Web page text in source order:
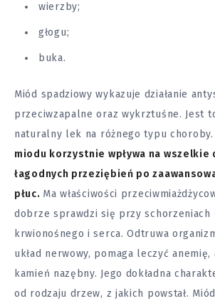
wierzby;
głogu;
buka.
Miód spadziowy wykazuje działanie
przeciwzapalne oraz wykrztuśne. Jest
naturalny lek na różnego typu choroby
miodu korzystnie wpływa na
łagodnych przeziębień po
płuc. Ma właściwości
dobrze sprawdzi się przy schorzeniach
krwionośnego i serca. Odtruwa
układ nerwowy, pomaga leczyć
kamień nazębny. Jego dokładna
od rodzaju drzew, z jakich powstał.